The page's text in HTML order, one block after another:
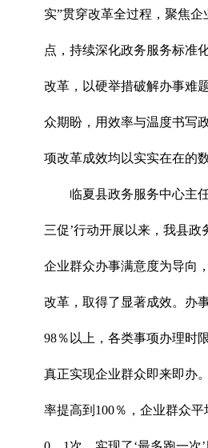
实”贯穿改革全过程，聚焦
点，持续深化政务服务标准
改革，以硬举措破解办事难
众期盼，用效率与温度书写
项改革成效均以实实在在的
临夏县政务服务中心主
三促’行动开展以来，我县政
企业群众办事满意度为导向
改革，取得了显著成效。办
98％以上，各类事项办理时
真正实现企业群众即来即办
率提高到100％，企业群众